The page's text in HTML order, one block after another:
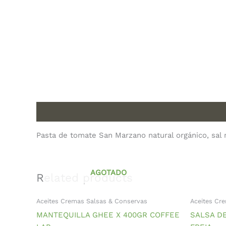
Pasta de tomate San Marzano natural orgánico,
Related products
AGOTADO
Aceites Cremas Salsas & Conservas
MANTEQUILLA GHEE X 400GR COFFEE
Aceites
SALSA